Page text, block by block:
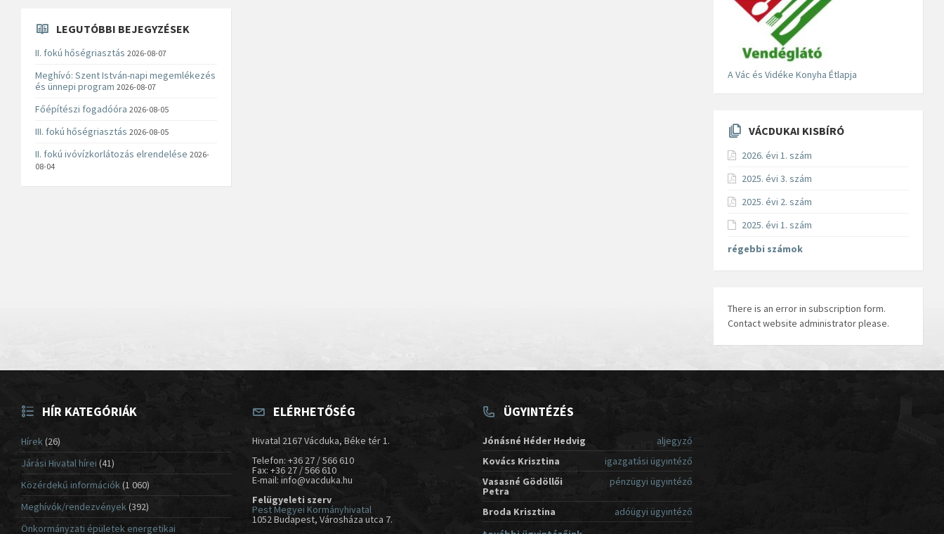
LEGUTÓBBI BEJEGYZÉSEK
II. fokú hőségriasztás 2026-08-07
Meghívó: Szent István-napi megemlékezés
és ünnepi program 2026-08-07
Főépítészi fogadóóra 2026-08-05
III. fokú hőségriasztás 2026-08-05
II. fokú ivóvízkorlátozás elrendelése 2026-
08-04
A Vác és Vidéke Konyha Étlapja
VÁCDUKAI KISBÍRÓ
2026. évi 1. szám
2025. évi 3. szám
2025. évi 2. szám
2025. évi 1. szám
régebbi számok
There is an error in subscription form.
Contact website administrator please.
HÍR KATEGÓRIÁK
Hírek (26)
Járási Hivatal hírei (41)
Közérdekű információk(1 060)
Meghívók/rendezvények(392)
Önkormányzati épületek energetikai
ELÉRHETŐSÉG
Hivatal 2167 Vácduka, Béke tér 1.
Telefon: +36 27 / 566 610
Fax: +36 27 / 566 610
E-mail: info@vacduka.hu
Felügyeleti szerv
Pest Megyei Kormányhivatal
1052 Budapest, Városháza utca 7.
ÜGYINTÉZÉS
Jónásné Héder Hedvig
aljegyző
Kovács Krisztina
igazgatási ügyintéző
Vasasné Gödöllői
Petra
pénzügyi ügyintéző
Broda Krisztina
adóügyi ügyintéző